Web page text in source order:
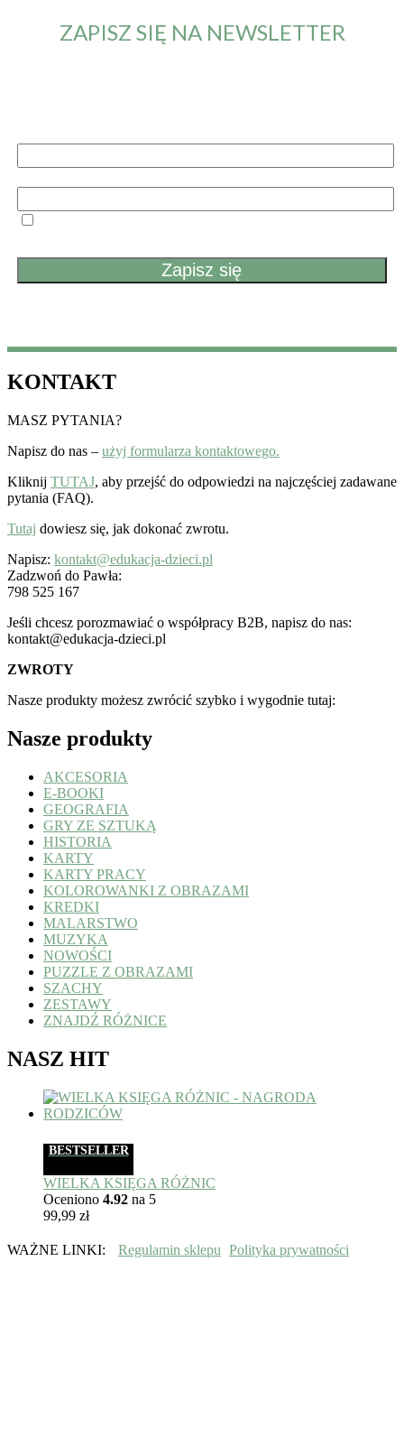
ZAPISZ SIĘ NA NEWSLETTER
KONTAKT
MASZ PYTANIA?
Napisz do nas – użyj formularza kontaktowego.
Kliknij TUTAJ, aby przejść do odpowiedzi na najczęściej zadawane
pytania (FAQ).
Tutaj dowiesz się, jak dokonać zwrotu.
Napisz: kontakt@edukacja-dzieci.pl
Zadzwoń do Pawła:
798 525 167
Jeśli chcesz porozmawiać o współpracy B2B, napisz do nas:
kontakt@edukacja-dzieci.pl
ZWROTY
Nasze produkty możesz zwrócić szybko i wygodnie tutaj:
Nasze produkty
AKCESORIA
E-BOOKI
GEOGRAFIA
GRY ZE SZTUKĄ
HISTORIA
KARTY
KARTY PRACY
KOLOROWANKI Z OBRAZAMI
KREDKI
MALARSTWO
MUZYKA
NOWOŚCI
PUZZLE Z OBRAZAMI
SZACHY
ZESTAWY
ZNAJDŹ RÓŻNICE
NASZ HIT
BESTSELLER
WIELKA KSIĘGA RÓŻNIC
Oceniono 4.92 na 5
99,99 zł
WAŻNE LINKI: Regulamin sklepu Polityka prywatności